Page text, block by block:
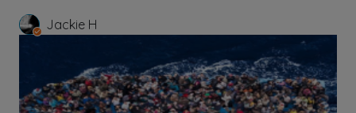
Jackie H